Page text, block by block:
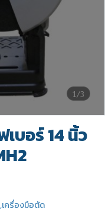
1/3
เบอร์ 14 นิ้ว
,เครื่องมือตัด